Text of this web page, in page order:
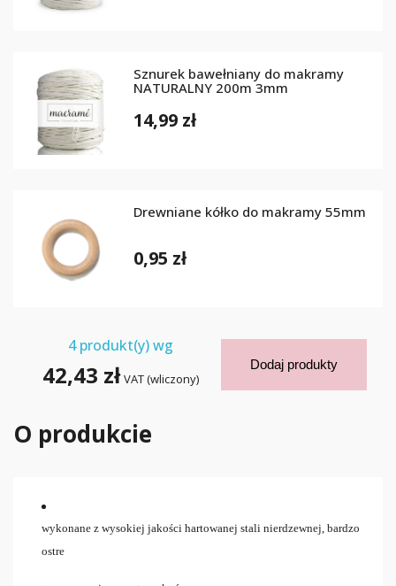
Sznurek bawełniany do makramy
NATURALNY 200m 3mm
14,99 zł
Drewniane kółko do makramy 55mm
0,95 zł
4produkt(y) wg
42,43 zł VAT (wliczony)
Dodaj produkty
O produkcie
wykonane z wysokiej jakości hartowanej stali nierdzewnej, bardzo
ostre